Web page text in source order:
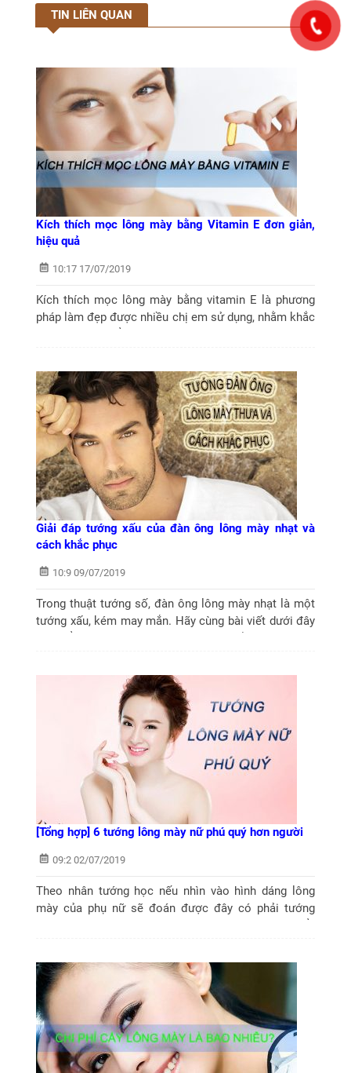
TIN LIÊN QUAN
Kích thích mọc lông mày bằng Vitamin E đơn giản,
hiệu quả
10:17 17/07/2019
Kích thích mọc lông mày bằng vitamin E là phương
pháp làm đẹp được nhiều chị em sử dụng, nhằm khắc
Giải đáp tướng xấu của đàn ông lông mày nhạt và
cách khắc phục
10:9 09/07/2019
Trong thuật tướng số, đàn ông lông mày nhạt là một
tướng xấu, kém may mắn. Hãy cùng bài viết dưới đây
[Tổng hợp] 6 tướng lông mày nữ phú quý hơn người
09:2 02/07/2019
Theo nhân tướng học nếu nhìn vào hình dáng lông
mày của phụ nữ sẽ đoán được đây có phải tướng